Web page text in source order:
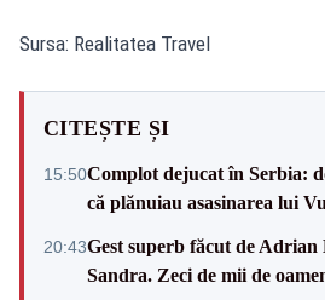
Sursa: Realitatea Travel
CITEȘTE ȘI
15:50Complot dejucat în Serbia:
că plănuiau asasinarea lui
20:43Gest superb făcut de
Sandra. Zeci de mii de